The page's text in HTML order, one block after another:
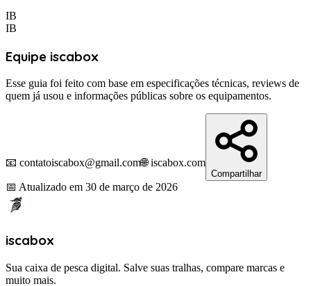
IB
IB
Equipe iscabox
Esse guia foi feito com base em especificações técnicas, reviews de
quem já usou e informações públicas sobre os equipamentos.
📧 contatoiscabox@gmail.com🌐 iscabox.com
Compartilhar
📅 Atualizado em 30 de março de 2026
iscabox
Sua caixa de pesca digital. Salve suas tralhas, compare marcas e
muito mais.